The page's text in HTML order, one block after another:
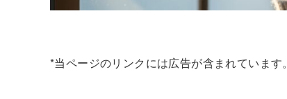
*当ページのリンクには広告が含まれています。